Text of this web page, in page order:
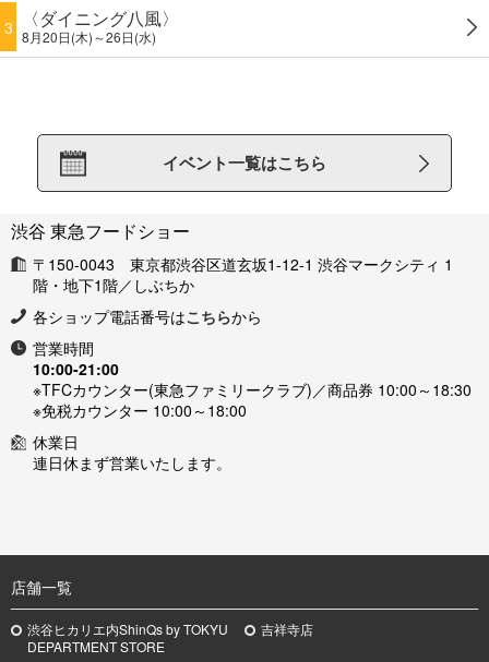
3 〈ダイニング八風〉
8月20日(木)～26日(水)
イベント一覧はこちら
渋谷 東急フードショー
〒150-0043 東京都渋谷区道玄坂1-12-1 渋谷マークシティ 1
階・地下1階／しぶちか
各ショップ電話番号はこちらから
営業時間
10:00-21:00
※TFCカウンター(東急ファミリークラブ)／商品券 10:00～18:30
※免税カウンター 10:00～18:00
休業日
連日休まず営業いたします。
店舗一覧
渋谷ヒカリエ内ShinQs by TOKYU
DEPARTMENT STORE
吉祥寺店